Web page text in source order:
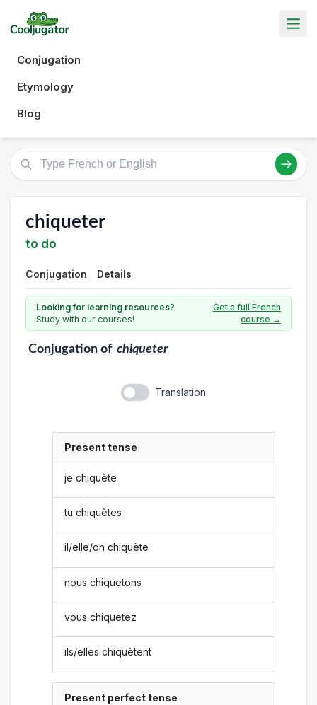
Conjugation
Etymology
Blog
chiqueter
to do
Conjugation Details
Looking for learning resources?
Study with our courses!
Get a full French
course →
Conjugationof chiqueter
Translation
Present tense
je chiquète
tu chiquètes
il/elle/on chiquète
nous chiquetons
vous chiquetez
ils/elles chiquètent
Present perfect tense